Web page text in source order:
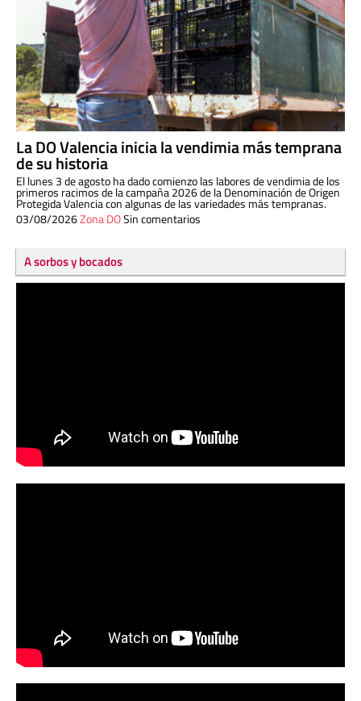
La DO Valencia inicia la vendimia más temprana
de su historia
El lunes 3 de agosto ha dado comienzo las labores de vendimia de los
primeros racimos de la campaña 2026 de la Denominación de Origen
Protegida Valencia con algunas de las variedades más tempranas.
03/08/2026Zona DOSin comentarios
A sorbos y bocados